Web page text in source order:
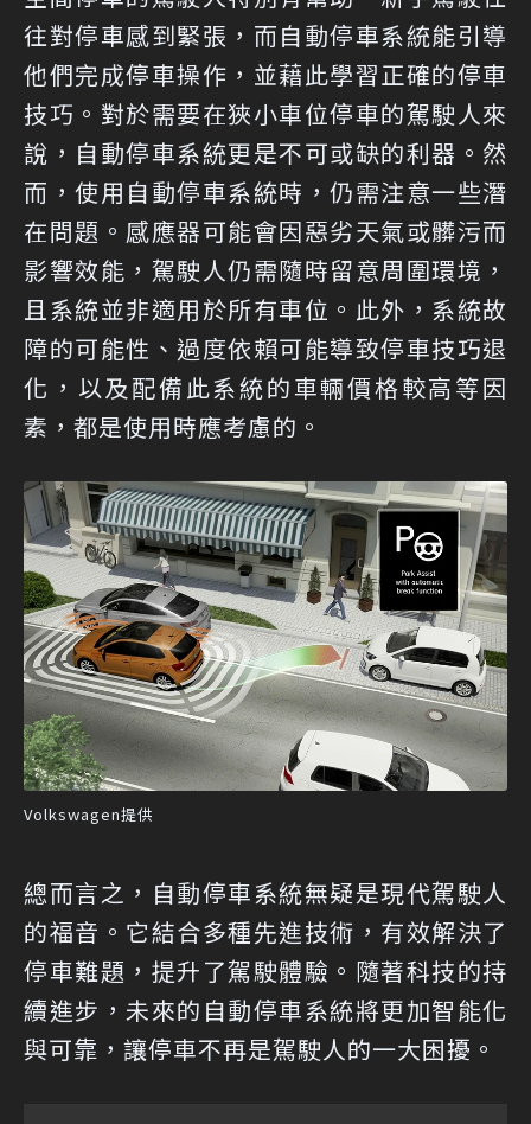
往對停車感到緊張，而自動停車系統能引導
他們完成停車操作，並藉此學習正確的停車
技巧。對於需要在狹小車位停車的駕駛人來
說，自動停車系統更是不可或缺的利器。然
而，使用自動停車系統時，仍需注意一些潛
在問題。感應器可能會因惡劣天氣或髒污而
影響效能，駕駛人仍需隨時留意周圍環境，
且系統並非適用於所有車位。此外，系統故
障的可能性、過度依賴可能導致停車技巧退
化，以及配備此系統的車輛價格較高等因
素，都是使用時應考慮的。
Volkswagen提供
總而言之，自動停車系統無疑是現代駕駛人
的福音。它結合多種先進技術，有效解決了
停車難題，提升了駕駛體驗。隨著科技的持
續進步，未來的自動停車系統將更加智能化
與可靠，讓停車不再是駕駛人的一大困擾。